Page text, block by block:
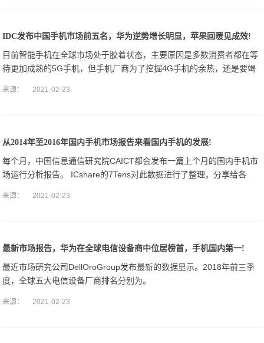
IDC发布中国手机市场前五名，华为逆势增长明显，苹果回暖见成效!
目前智能手机在全球市场处于胶着状态，主要原因是多数消费者都在等
待更加成熟的5G手机，但手机厂商为了挖掘4G手机的余热，还是要竭
毕竟消费的
来源： 2021-02-23
从2014年至2016年国内手机市场报告来看国内手机的发展!
每个月，中国信息通信研究院CAICT都会发布一篇上个月的国内手机市
场运行分析报告。 ICshare的7Tens对此数据进行了整理，分享给各
来源： 2021-02-23
最新市场报告，华为在全球电信设备商中位居榜首，手机国内第一!
最近市场研究公司DellOroGroup发布最新的数据显示。2018年前三季
度，全球五大电信设备厂商排名分别为。
来源： 2021-02-23